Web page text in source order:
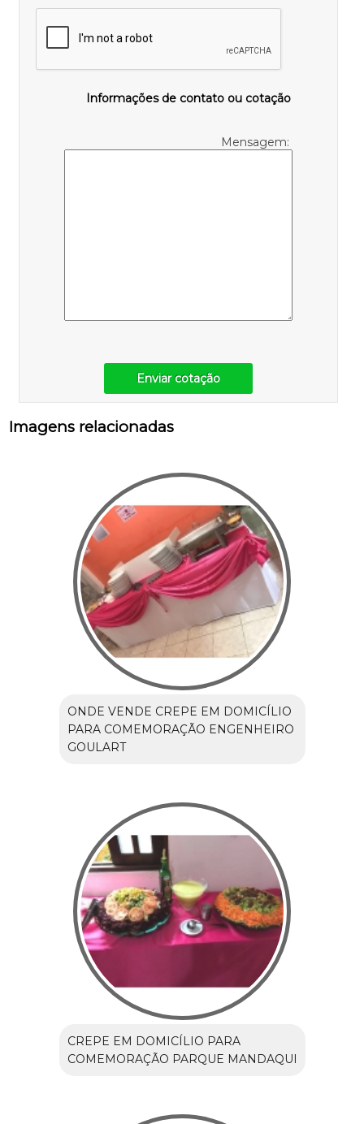
Informações de contato ou cotação
Mensagem:
Enviar cotação
Imagens relacionadas
ONDE VENDE CREPE EM DOMICÍLIO
PARA COMEMORAÇÃO ENGENHEIRO
GOULART
CREPE EM DOMICÍLIO PARA
COMEMORAÇÃO PARQUE MANDAQUI